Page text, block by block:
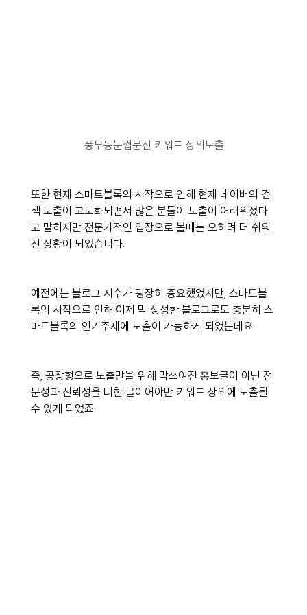
풍무동눈썹문신 키워드 상위노출
또한 현재 스마트블록의 시작으로 인해 현재 네이버의 검
색 노출이 고도화되면서 많은 분들이 노출이 어려워졌다
고 말하지만 전문가적인 입장으로 볼때는 오히려 더 쉬워
진 상황이 되었습니다.
예전에는 블로그 지수가 굉장히 중요했었지만, 스마트블
록의 시작으로 인해 이제 막 생성한 블로그로도 충분히 스
마트블록의 인기주제에 노출이 가능하게 되었는데요.
즉, 공장형으로 노출만을 위해 막쓰여진 홍보글이 아닌 전
문성과 신뢰성을 더한 글이어야만 키워드 상위에 노출될
수 있게 되었죠.